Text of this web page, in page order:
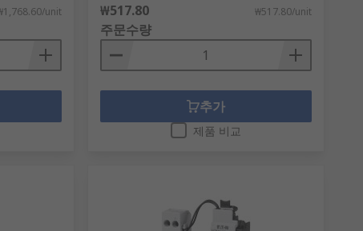
unit ₩517.80 ₩517.80/unit
주문수량
추가
제품 비교